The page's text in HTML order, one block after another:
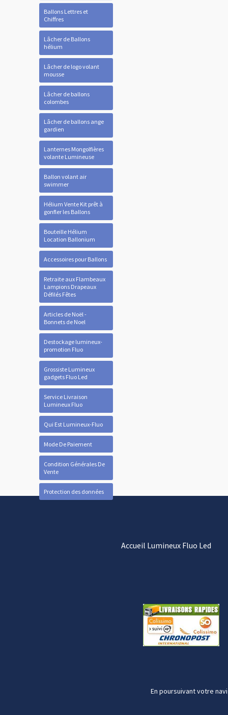
Ballons Lettres et
Chiffres
Lâcher de Ballons
hélium
Lâcher de logo volant
mousse
Lâcher de ballons
colombes
Lâcher de ballons ange
gardien
Lanternes Mongolfières
volante Lumineuse
Ballon volant air
swimmer
Hélium Vente Kit prêt à
gonfler les Ballons
Bouteille Hélium
Location Ballonium
Accessoires pour Ballons
Retraite aux Flambeaux
Lampions Drapeaux
Défilés Fêtes
Articles de Noël -
Bonnets de Noel
Destockage lumineux-
promotion Fluo
Grossiste Lumineux
gadgets Fluo Led
Service Livraison
Lumineux Fluo
Qui Est Lumineux-Fluo
Mode De Paiement
Condition Générales De
Vente
Protection des données
Accueil Lumineux Fluo Led
En poursuivant votre